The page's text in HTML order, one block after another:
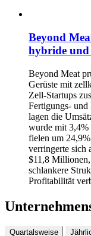
Beyond
hybride und
Beyond Meat
Gerüste mit
Zell-Startups
Fertigungs-
lagen die
wurde mit 3,4%
fielen um
verringerte sich
$11,8 Millionen,
schlankere
Profitabilität
Quartalsweise